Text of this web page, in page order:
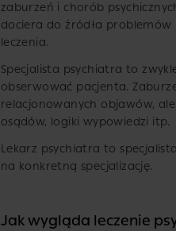
zaburzeń i chorób
dociera do źródła problemów
leczenia.
Specjalista psychiatra to
obserwować pacjenta.
relacjonowanych objawów,
osądów, logiki wypowiedzi itp.
Lekarz psychiatra to
na konkretną specjalizację.
Jak wygląda leczenie